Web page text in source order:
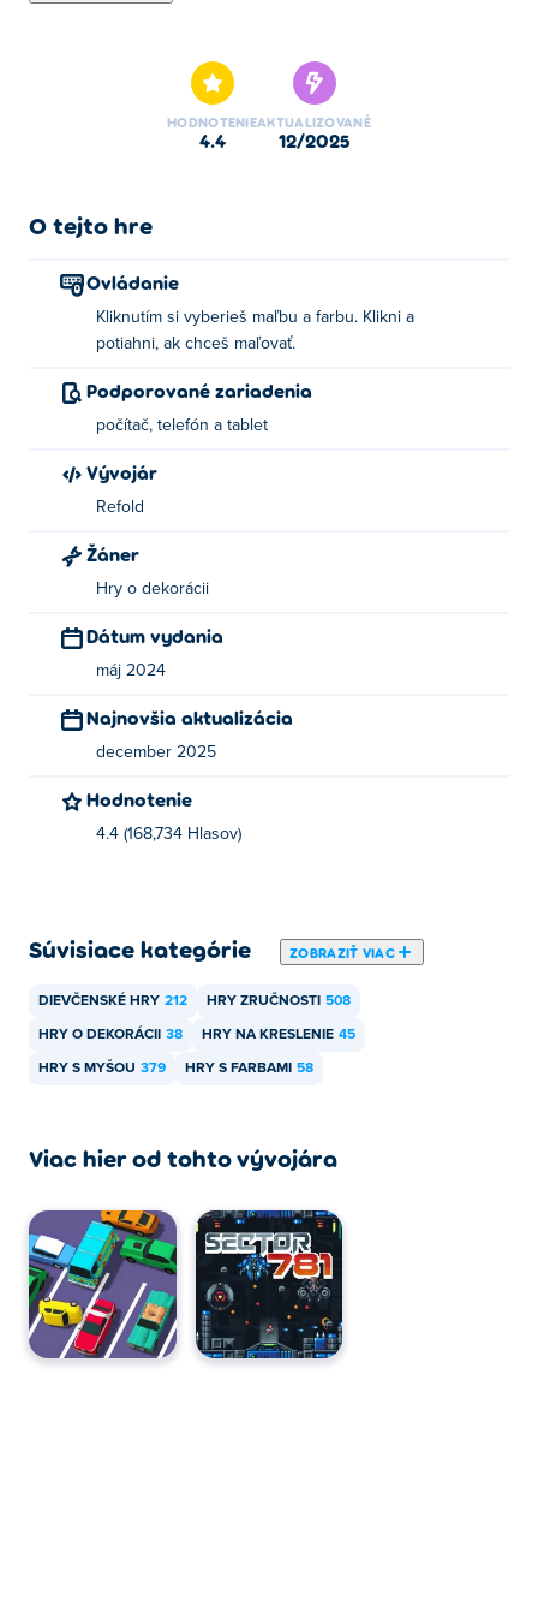
od očarujúceho jedla Kawaii po milé zvieratá, módu a
krásu a náladové motívy mágie a fantázie. S
neobmedzenými možnosťami farieb a úplnou umeleckou
precíznu prácu štetcom alebo vypĺňanie pomocou vedra,
odtiene a nezabudnite si svoje výtvory uložiť a zdieľať s
priateľmi. Vyfarbme si cestu k mágii!
Ako hrať Magic Coloring Book?
Kliknutím vyberte obraz a farbu, ktorá sa vám páči;
kliknutím a ťahaním maľovať.
Kto vytvoril magickú maľovanku?
Kúzelná omaľovánka je vytvorená spoločnosťou Refold.
Zahrajte si ich ďalšiu hru Poki:
Ako môžem hrať Magic Coloring Book
zadarmo?
Magic Coloring Book môžete hrať zadarmo na Poki.
mobilných zariadeniach a stolných počítačoch?
HODNOTENIE
4.4
AKTUALIZOVANÉ
12/2025
O tejto hre
Ovládanie
Kliknutím si vyberieš maľbu a farbu. Klikni a
potiahni, ak chceš maľovať.
Podporované zariadenia
počítač, telefón a tablet
Vývojár
Refold
Žáner
Hry o dekorácii
Dátum vydania
máj 2024
Najnovšia aktualizácia
december 2025
Hodnotenie
4.4 (168,734 Hlasov)
Súvisiace kategórie ZOBRAZIŤ VIAC
DIEVČENSKÉ HRY 212 HRY ZRUČNOSTI 508
HRY O DEKORÁCII 38 HRY NA KRESLENIE 45
HRY S MYŠOU 379 HRY S FARBAMI 58
Viac hier od tohto vývojára